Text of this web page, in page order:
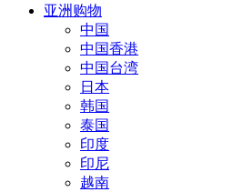
亚洲购物
中国
中国香港
中国台湾
日本
韩国
泰国
印度
印尼
越南